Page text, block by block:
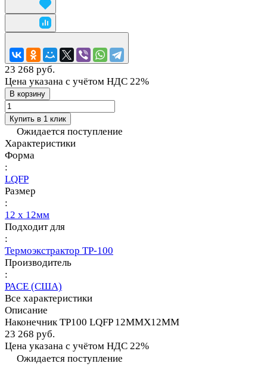
23 268 руб.
Цена указана с учётом НДС 22%
В корзину
Купить в 1 клик
Ожидается поступление
Характеристики
Форма
:
LQFP
Размер
:
12 x 12мм
Подходит для
:
Термоэкстрактор TP-100
Производитель
:
PACE (США)
Все характеристики
Описание
Наконечник TP100 LQFP 12MMX12MM
23 268 руб.
Цена указана с учётом НДС 22%
Ожидается поступление